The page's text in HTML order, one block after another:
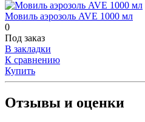
Мовиль аэрозоль AVE 1000 мл
0
Под заказ
В закладки
К сравнению
Купить
Отзывы и оценки